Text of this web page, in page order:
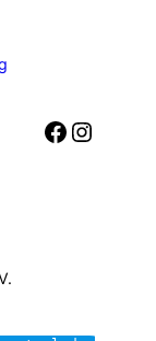
Facebook Instagram